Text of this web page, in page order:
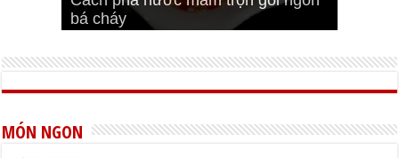
bá cháy
Bí quyết để chiên đậu hũ giòn ngon
đúng vị
Cách ướp thịt heo chiên ngon mềm
ngon
MÓN NGON